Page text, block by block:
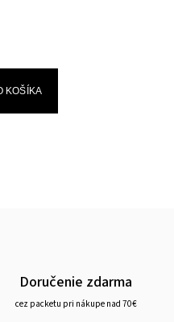
KOŠÍKA
Doručenie zdarma
cez packetu pri nákupe nad 70€